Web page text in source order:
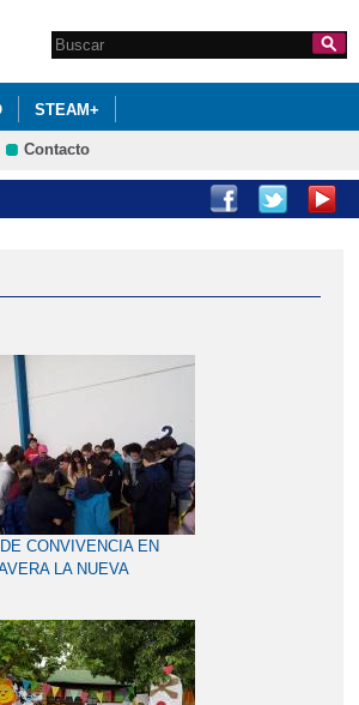
Formulario de
búsqueda
Search this site
STEAM+
Contacto
CONVIVENCIA EN
LA NUEVA